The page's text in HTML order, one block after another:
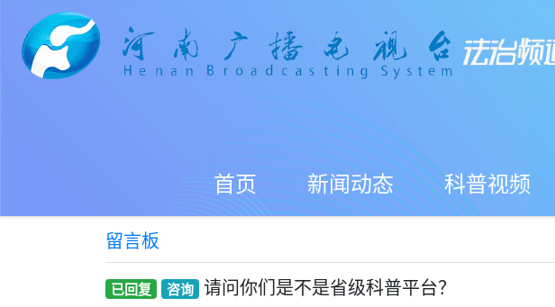
首页 新闻动态 科普视频
留言板
已回复 咨询 请问你们是不是省级科普平台？